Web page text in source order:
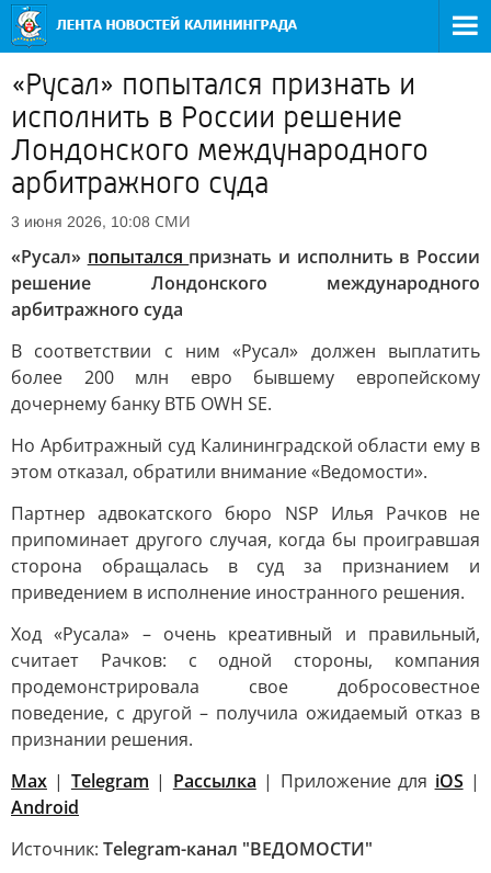
«Русал» попытался признать и
исполнить в России решение
Лондонского международного
арбитражного суда
3 июня 2026, 10:08 СМИ
«Русал» попытался признать и исполнить в России
решение Лондонского международного
арбитражного суда
В соответствии с ним «Русал» должен выплатить
более 200 млн евро бывшему европейскому
дочернему банку ВТБ OWH SE.
Но Арбитражный суд Калининградской области ему в
этом отказал, обратили внимание «Ведомости».
Партнер адвокатского бюро NSP Илья Рачков не
припоминает другого случая, когда бы проигравшая
сторона обращалась в суд за признанием и
приведением в исполнение иностранного решения.
Ход «Русала» – очень креативный и правильный,
считает Рачков: с одной стороны, компания
продемонстрировала свое добросовестное
поведение, с другой – получила ожидаемый отказ в
признании решения.
Max | Telegram | Рассылка | Приложение для iOS |
Android
Источник: Telegram-канал "ВЕДОМОСТИ"